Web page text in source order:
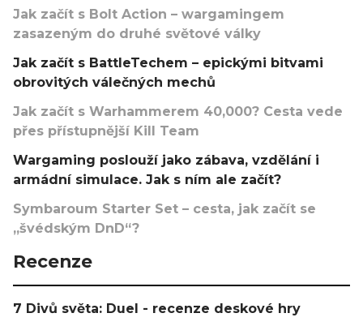
Jak začít s Bolt Action – wargamingem
zasazeným do druhé světové války
Jak začít s BattleTechem – epickými bitvami
obrovitých válečných mechů
Jak začít s Warhammerem 40,000? Cesta vede
přes přístupnější Kill Team
Wargaming poslouží jako zábava, vzdělání i
armádní simulace. Jak s ním ale začít?
Symbaroum Starter Set – cesta, jak začít se
„švédským DnD“?
Recenze
7 Divů světa: Duel - recenze deskové hry